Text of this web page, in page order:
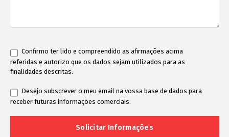
Confirmo ter lido e compreendido as afirmações acima
referidas e autorizo que os dados sejam utilizados para as
finalidades descritas.
Desejo subscrever o meu email na vossa base de dados para
receber futuras informações comerciais.